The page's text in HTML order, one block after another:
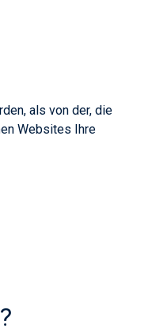
als von der, die
Websites Ihre